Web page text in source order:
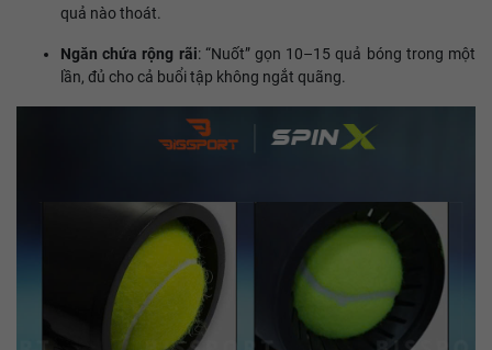
quả nào thoát.
Ngăn chứa rộng rãi: “Nuốt” gọn 10–15 quả bóng trong một
lần, đủ cho cả buổi tập không ngắt quãng.